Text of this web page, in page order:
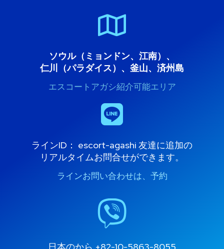
ソウル（ミョンドン、江南）、
仁川（パラダイス）、釜山、済州島
エスコートアガシ紹介可能エリア
ラインID： escort-agashi 友達に追加の
リアルタイムお問合せができます。
ラインお問い合わせは、予約
日本のから +82-10-5863-8055